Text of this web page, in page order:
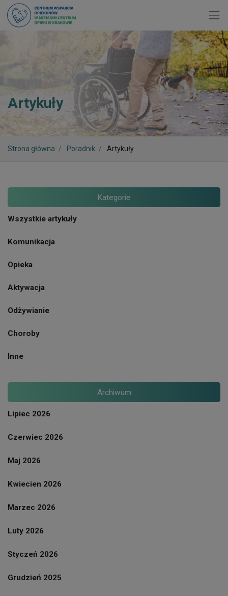
Artykuły
Strona główna Poradnik Artykuły
Kategorie
Wszystkie artykuły
Komunikacja
Opieka
Aktywacja
Odżywianie
Choroby
Inne
Archiwum
Lipiec 2026
Czerwiec 2026
Maj 2026
Kwiecien 2026
Marzec 2026
Luty 2026
Styczeń 2026
Grudzień 2025